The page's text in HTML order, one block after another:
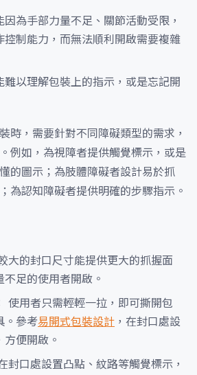
因為手部力量不足、關節活動受限，
控制能力，而無法順利開啟需要複雜
難以理解包裝上的指示，或是忘記開
時，需要針對不同障礙類型的需求，
例如，為視障者提供觸覺標示，或是
的圖示；為肢體障礙者設計易於抓
為認知障礙者提供明確的步驟指示。
大的封口尺寸能提供更大的抓握面
足的使用者開啟。
使用者只需輕輕一拉，即可撕開包
。參考易開式包裝設計 ，在封口處設
便開啟。
封口處設置凸點、紋路等觸覺標示，